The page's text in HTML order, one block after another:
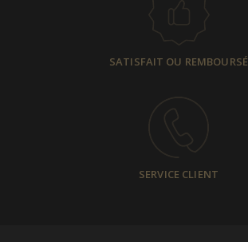
SATISFAIT OU REMBOURSÉ
SERVICE CLIENT